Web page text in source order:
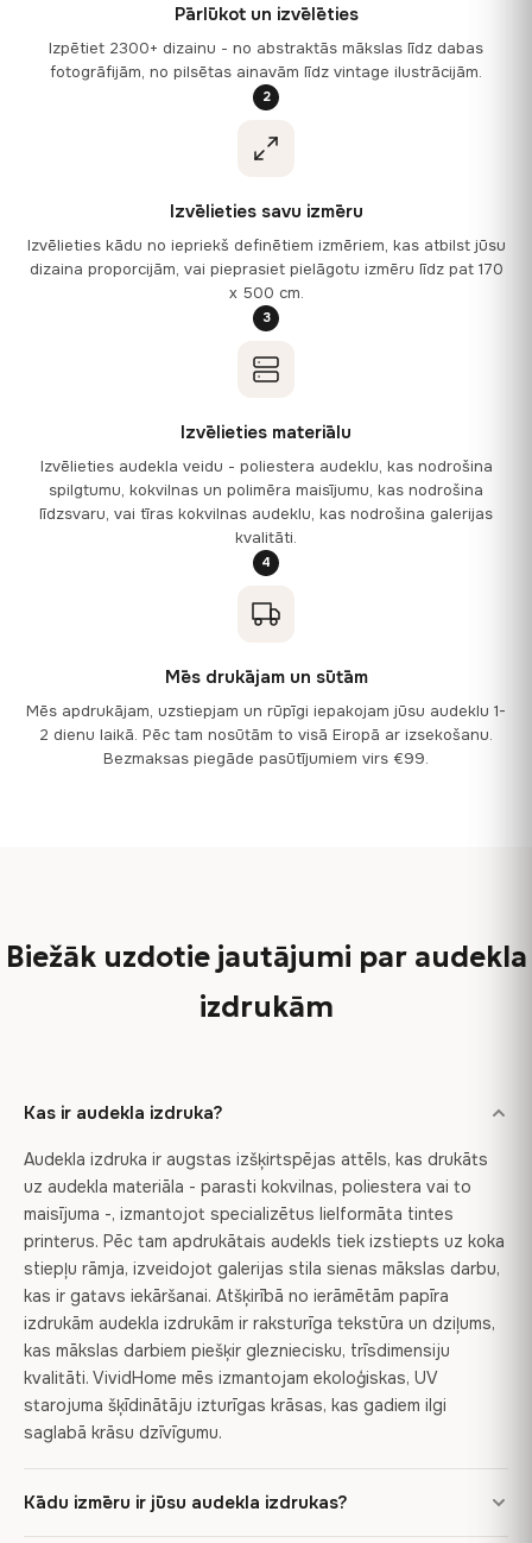
Pārlūkot un izvēlēties
Izpētiet 2300+ dizainu - no abstraktās mākslas līdz dabas
fotogrāfijām, no pilsētas ainavām līdz vintage ilustrācijām.
2
Izvēlieties savu izmēru
Izvēlieties kādu no iepriekš definētiem izmēriem, kas atbilst jūsu
dizaina proporcijām, vai pieprasiet pielāgotu izmēru līdz pat 170
x 500 cm.
3
Izvēlieties materiālu
Izvēlieties audekla veidu - poliestera audeklu, kas nodrošina
spilgtumu, kokvilnas un polimēra maisījumu, kas nodrošina
līdzsvaru, vai tīras kokvilnas audeklu, kas nodrošina galerijas
kvalitāti.
4
Mēs drukājam un sūtām
Mēs apdrukājam, uzstiepjam un rūpīgi iepakojam jūsu audeklu 1-
2 dienu laikā. Pēc tam nosūtām to visā Eiropā ar izsekošanu.
Bezmaksas piegāde pasūtījumiem virs €99.
Biežāk uzdotie jautājumi par audekla
izdrukām
Kas ir audekla izdruka?
Audekla izdruka ir augstas izšķirtspējas attēls, kas drukāts
uz audekla materiāla - parasti kokvilnas, poliestera vai to
maisījuma -, izmantojot specializētus lielformāta tintes
printerus. Pēc tam apdrukātais audekls tiek izstiepts uz koka
stiepļu rāmja, izveidojot galerijas stila sienas mākslas darbu,
kas ir gatavs iekāršanai. Atšķirībā no ierāmētām papīra
izdrukām audekla izdrukām ir raksturīga tekstūra un dziļums,
kas mākslas darbiem piešķir glezniecisku, trīsdimensiju
kvalitāti. VividHome mēs izmantojam ekoloģiskas, UV
starojuma šķīdinātāju izturīgas krāsas, kas gadiem ilgi
saglabā krāsu dzīvīgumu.
Kādu izmēru ir jūsu audekla izdrukas?